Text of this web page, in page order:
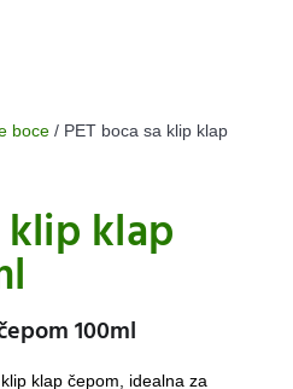
boce / PET boca sa klip klap
klip klap
100ml
klap čepom, idealna za